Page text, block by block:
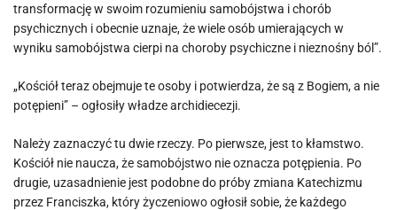
transformację w swoim rozumieniu samobójstwa i chorób
psychicznych i obecnie uznaje, że wiele osób umierających w
wyniku samobójstwa cierpi na choroby psychiczne i nieznośny ból”.
„Kościół teraz obejmuje te osoby i potwierdza, że ​​są z Bogiem, a nie
potępieni” – ogłosiły władze archidiecezji.
Należy zaznaczyć tu dwie rzeczy. Po pierwsze, jest to kłamstwo.
Kościół nie naucza, że samobójstwo nie oznacza potępienia. Po
drugie, uzasadnienie jest podobne do próby zmiana Katechizmu
przez Franciszka, który życzeniowo ogłosił sobie, że każdego